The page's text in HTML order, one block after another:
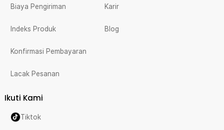
Biaya Pengiriman
Indeks Produk
Konfirmasi Pembayaran
Lacak Pesanan
Karir
Blog
Ikuti Kami
Tiktok